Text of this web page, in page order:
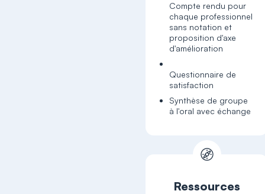
Compte rendu pour
chaque professionnel
sans notation et
proposition d'axe
d'amélioration
Questionnaire de
satisfaction
Synthèse de groupe
à l'oral avec échange
Ressources